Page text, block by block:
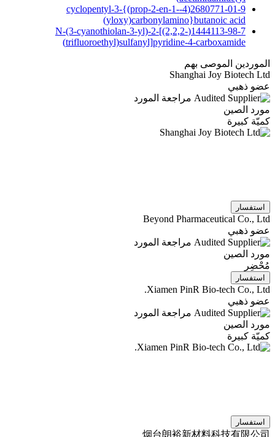
2680771-01-9(4-cyclopentyl-3-{(prop-2-en-1-
yloxy)carbonylamino}butanoic acid)
1444113-98-7(N-(3-cyanothiolan-3-yl)-2-[(2,2,2-
trifluoroethyl)sulfanyl]pyridine-4-carboxamide)
الموصى بهم
Shanghai Joy Biotech
ذهبي
مراجعة المورد
الصين
كبيرة
Beyond Pharmaceutical Co.,
ذهبي
مراجعة المورد
الصين
Xiamen PinR Bio-tech Co.,
ذهبي
مراجعة المورد
الصين
كبيرة
烟台朗裕新材料科技有限